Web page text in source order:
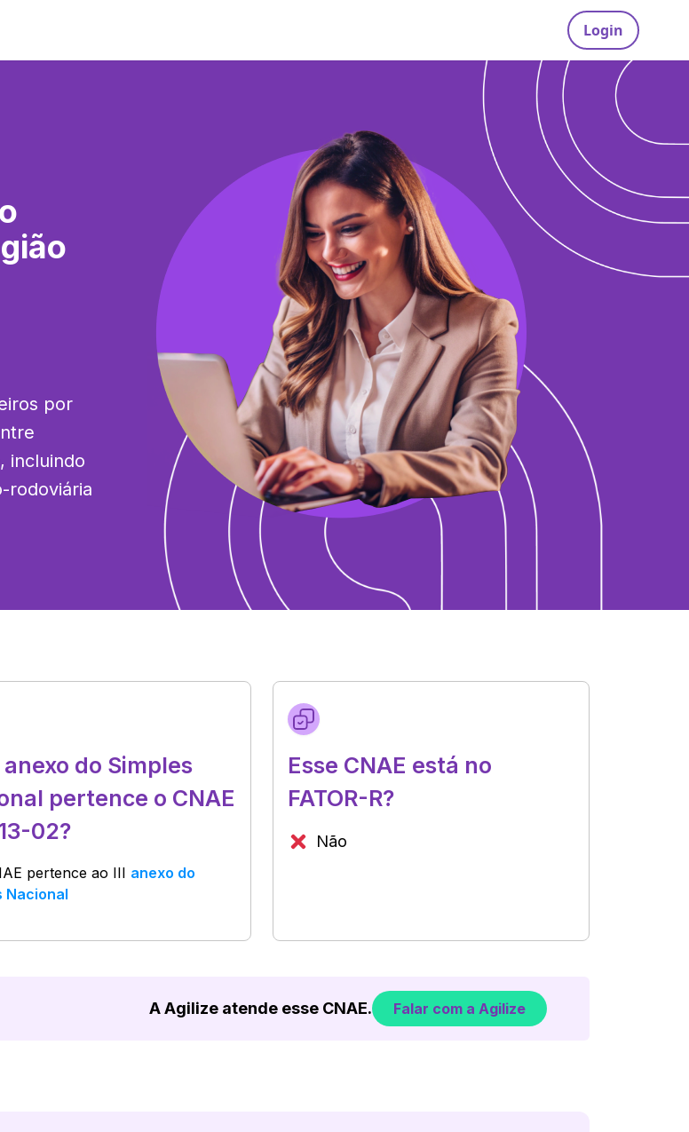
Login
por
incluindo
rodoviária
do Simples
pertence o CNAE
02?
pertence ao III anexo do
Nacional
Esse CNAE está no
FATOR-R?
Não
A Agilize atende esse CNAE. Falar com a Agilize